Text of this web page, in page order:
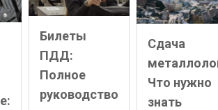
Билеты
ПДД:
Полное
руководство
Сдача
Что нужно
знать